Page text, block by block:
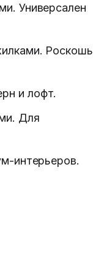
Универсален
Роскошь
и лофт.
Для
интерьеров.